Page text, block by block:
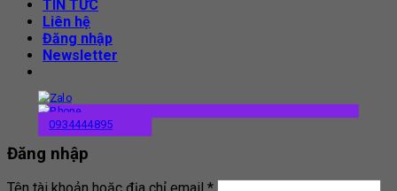
TIN TỨC
Liên hệ
Đăng nhập
Newsletter
0934444895
Đăng nhập